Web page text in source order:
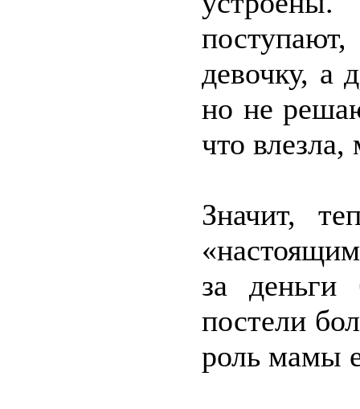
девочку, а
но не
что
Значит,
за
постели
роль мамы